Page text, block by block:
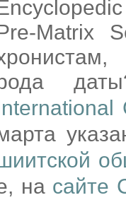
Matrix
на сайте